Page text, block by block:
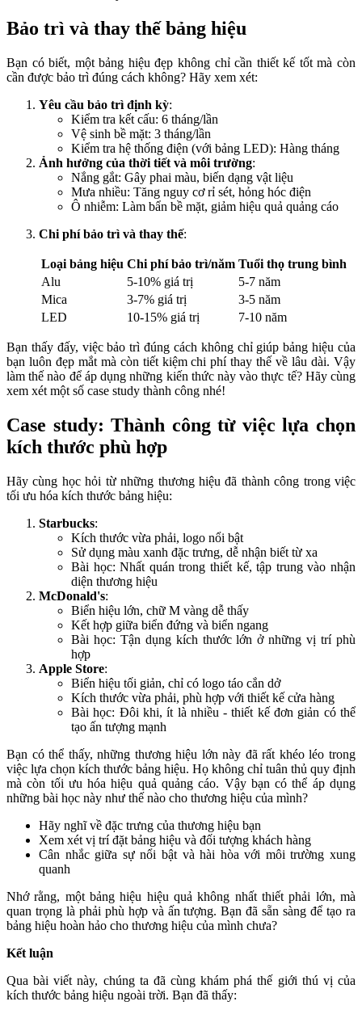
Bảo trì và thay thế bảng hiệu
Bạn có biết, một bảng hiệu đẹp không chỉ cần thiết kế tốt mà còn
cần được bảo trì đúng cách không? Hãy xem xét:
Yêu cầu bảo trì định kỳ:
Kiểm tra kết cấu: 6 tháng/lần
Vệ sinh bề mặt: 3 tháng/lần
Kiểm tra hệ thống điện (với bảng LED): Hàng tháng
Ảnh hưởng của thời tiết và môi trường:
Nắng gắt: Gây phai màu, biến dạng vật liệu
Mưa nhiều: Tăng nguy cơ rỉ sét, hỏng hóc điện
Ô nhiễm: Làm bẩn bề mặt, giảm hiệu quả quảng cáo
Chi phí bảo trì và thay thế:
Loại bảng hiệu Chi phí bảo trì/năm Tuổi thọ trung bình
Alu
5-10% giá trị
5-7 năm
Mica
3-7% giá trị
3-5 năm
LED
10-15% giá trị 7-10 năm
Bạn thấy đấy, việc bảo trì đúng cách không chỉ giúp bảng hiệu của
bạn luôn đẹp mắt mà còn tiết kiệm chi phí thay thế về lâu dài. Vậy
làm thế nào để áp dụng những kiến thức này vào thực tế? Hãy cùng
xem xét một số case study thành công nhé!
Case study: Thành công từ việc lựa chọn
kích thước phù hợp
Hãy cùng học hỏi từ những thương hiệu đã thành công trong việc
tối ưu hóa kích thước bảng hiệu:
Starbucks:
Kích thước vừa phải, logo nổi bật
Sử dụng màu xanh đặc trưng, dễ nhận biết từ xa
Bài học: Nhất quán trong thiết kế, tập trung vào nhận
diện thương hiệu
McDonald's:
Biển hiệu lớn, chữ M vàng dễ thấy
Kết hợp giữa biển đứng và biển ngang
Bài học: Tận dụng kích thước lớn ở những vị trí phù
hợp
Apple Store:
Biển hiệu tối giản, chỉ có logo táo cắn dở
Kích thước vừa phải, phù hợp với thiết kế cửa hàng
Bài học: Đôi khi, ít là nhiều - thiết kế đơn giản có thể
tạo ấn tượng mạnh
Bạn có thể thấy, những thương hiệu lớn này đã rất khéo léo trong
việc lựa chọn kích thước bảng hiệu. Họ không chỉ tuân thủ quy định
mà còn tối ưu hóa hiệu quả quảng cáo. Vậy bạn có thể áp dụng
những bài học này như thế nào cho thương hiệu của mình?
Hãy nghĩ về đặc trưng của thương hiệu bạn
Xem xét vị trí đặt bảng hiệu và đối tượng khách hàng
Cân nhắc giữa sự nổi bật và hài hòa với môi trường xung
quanh
Nhớ rằng, một bảng hiệu hiệu quả không nhất thiết phải lớn, mà
quan trọng là phải phù hợp và ấn tượng. Bạn đã sẵn sàng để tạo ra
bảng hiệu hoàn hảo cho thương hiệu của mình chưa?
Kết luận
Qua bài viết này, chúng ta đã cùng khám phá thế giới thú vị của
kích thước bảng hiệu ngoài trời. Bạn đã thấy: